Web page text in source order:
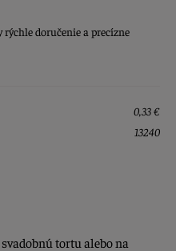
rýchle doručenie a precízne
0,33 €
13240
tortu alebo na